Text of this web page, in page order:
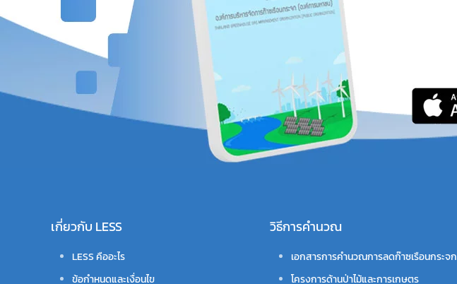
เกี่ยวกับ LESS
LESS คืออะไร
ข้อกำหนดและเงื่อนไข
วิธีการคำนวณ
เอกสารการคำนวณการลดก๊าซเรือนกระจก
โครงการด้านป่าไม้และการเกษตร